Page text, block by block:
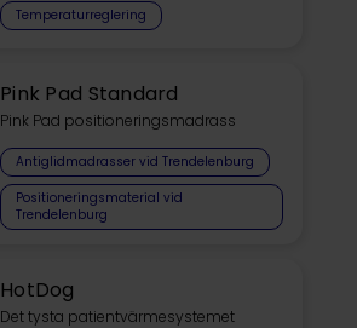
Temperaturreglering
Pink Pad Standard
Pink Pad positioneringsmadrass
Antiglidmadrasser vid Trendelenburg
Positioneringsmaterial vid
Trendelenburg
HotDog
Det tysta patientvärmesystemet